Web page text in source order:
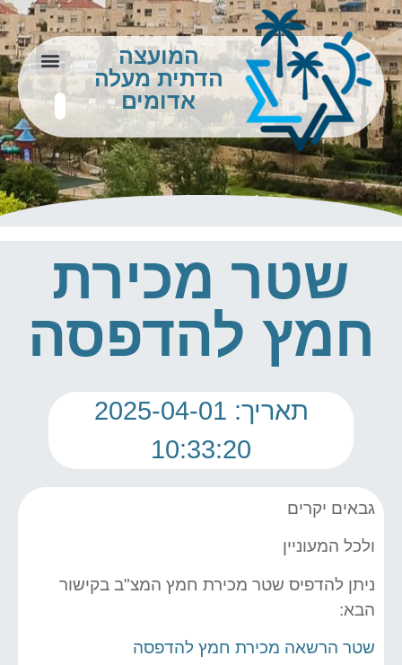
המועצה
הדתית מעלה
אדומים
שטר מכירת
חמץ להדפסה
תאריך: 2025-04-01
10:33:20
גבאים יקרים
ולכל המעוניין
ניתן להדפיס שטר מכירת חמץ המצ"ב בקישור
הבא:
שטר הרשאה מכירת חמץ להדפסה